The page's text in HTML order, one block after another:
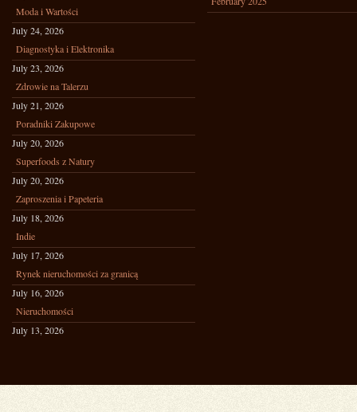
Moda i Wartości
July 24, 2026
Diagnostyka i Elektronika
July 23, 2026
Zdrowie na Talerzu
July 21, 2026
Poradniki Zakupowe
July 20, 2026
Superfoods z Natury
July 20, 2026
Zaproszenia i Papeteria
July 18, 2026
Indie
July 17, 2026
Rynek nieruchomości za granicą
July 16, 2026
Nieruchomości
July 13, 2026